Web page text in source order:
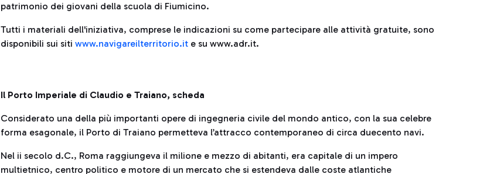
patrimonio dei giovani della scuola di Fiumicino.
Tutti i materiali dell'iniziativa, comprese le indicazioni su come partecipare alle attività gratuite, sono
disponibili sui siti www.navigareilterritorio.it e su www.adr.it.
Il Porto Imperiale di Claudio e Traiano, scheda
Considerato una della più importanti opere di ingegneria civile del mondo antico, con la sua celebre
forma esagonale, il Porto di Traiano permetteva l’attracco contemporaneo di circa duecento navi.
Nel ii secolo d.C., Roma raggiungeva il milione e mezzo di abitanti, era capitale di un impero
multietnico, centro politico e motore di un mercato che si estendeva dalle coste atlantiche